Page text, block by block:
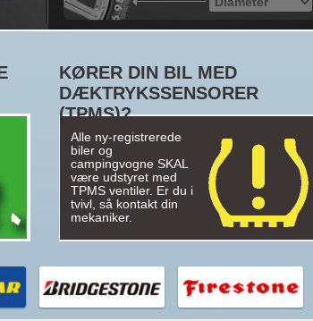
KØRER DIN BIL MED
DÆKTRYKSSENSORER
(TPMS)?
Alle ny-registrerede
biler og
campingvogne SKAL
være udstyret med
TPMS ventiler. Er du i
tvivl, så kontakt din
mekaniker.